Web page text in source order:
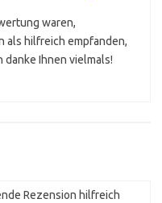
waren,
als hilfreich empfanden,
danke Ihnen vielmals!
Rezension hilfreich